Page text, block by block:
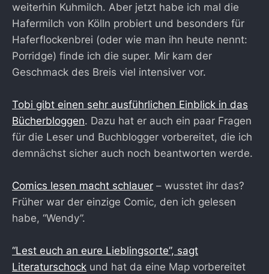
weiterhin Kuhmilch. Aber jetzt habe ich mal die
Hafermilch von Kölln probiert und besonders für
Haferflockenbrei (oder wie man ihn heute nennt:
Porridge) finde ich die super. Mir kam der
Geschmack des Breis viel intensiver vor.
Tobi gibt einen sehr ausführlichen Einblick in das
Bücherbloggen. Dazu hat er auch ein paar Fragen
für die Leser und Buchblogger vorbereitet, die ich
demnächst sicher auch noch beantworten werde.
Comics lesen macht schlauer – wusstet ihr das?
Früher war der einzige Comic, den ich gelesen
habe, “Wendy”.
“Lest euch an eure Lieblingsorte”, sagt
Literaturschock und hat da eine Map vorbereitet